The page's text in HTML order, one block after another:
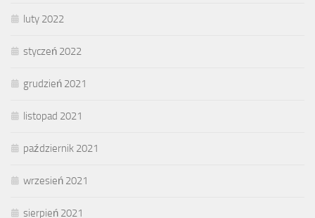
luty 2022
styczeń 2022
grudzień 2021
listopad 2021
październik 2021
wrzesień 2021
sierpień 2021